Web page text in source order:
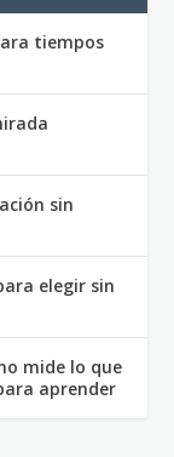
tiempos
sin
elegir sin
mide lo que
aprender